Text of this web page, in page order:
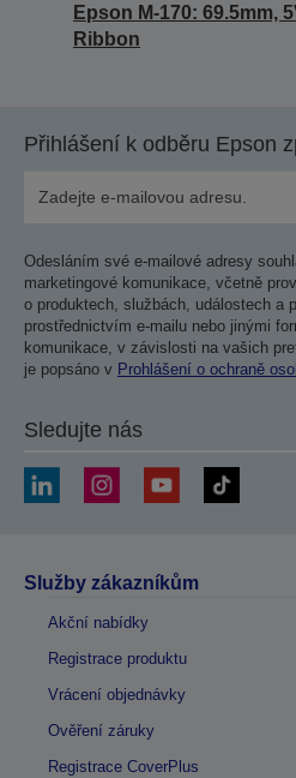
Epson M-170: 69.5mm,
Ribbon
Přihlášení k odběru Epson
Odesláním své e-mailové adresy
marketingové komunikace, včetně
o produktech, službách, událostech a
prostřednictvím e-mailu nebo jinými
komunikace, v závislosti na vašich
je popsáno v Prohlášení o ochraně
Sledujte nás
Služby zákazníkům
Akční nabídky
Registrace produktu
Vrácení objednávky
Ověření záruky
Registrace CoverPlus